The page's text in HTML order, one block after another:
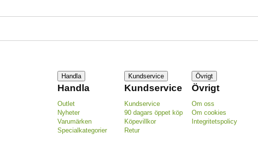
Handla
Handla
Outlet
Nyheter
Varumärken
Specialkategorier
Kundservice
Kundservice
Kundservice
90 dagars öppet köp
Köpevillkor
Retur
Övrigt
Övrigt
Om oss
Om cookies
Integritetspolicy